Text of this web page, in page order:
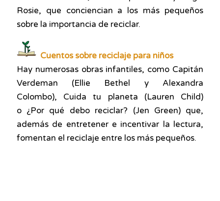
Rosie, que conciencian a los más pequeños
sobre la importancia de reciclar.
Cuentos sobre reciclaje para niños
Hay numerosas obras infantiles, como Capitán
Verdeman (Ellie Bethel y Alexandra
Colombo), Cuida tu planeta (Lauren Child)
o ¿Por qué debo reciclar? (Jen Green) que,
además de entretener e incentivar la lectura,
fomentan el reciclaje entre los más pequeños.